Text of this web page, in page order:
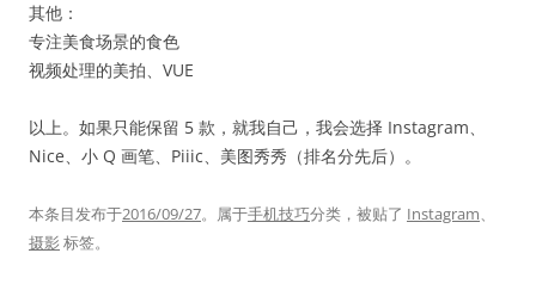
其他：
专注美食场景的食色
视频处理的美拍、VUE
以上。如果只能保留 5 款，就我自己，我会选择 Instagram、
Nice、小 Q 画笔、Piiic、美图秀秀（排名分先后）。
本条目发布于2016/09/27。属于手机技巧分类，被贴了 Instagram、
摄影 标签。